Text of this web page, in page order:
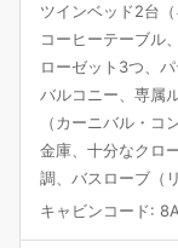
ツインベッド2台
コーヒーテーブル
ローゼット3つ、
バルコニー、専属
（カーニバル・
金庫、十分なクロ
調、バスローブ（
キャビンコード: 8A